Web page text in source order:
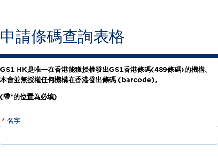
申請條碼查詢表格
GS1 HK是唯一在香港能獲授權發出GS1香港條碼(489條碼)的機構。
本會並無授權任何機構在香港發出條碼 (barcode)。
(帶*的位置為必填)
名字